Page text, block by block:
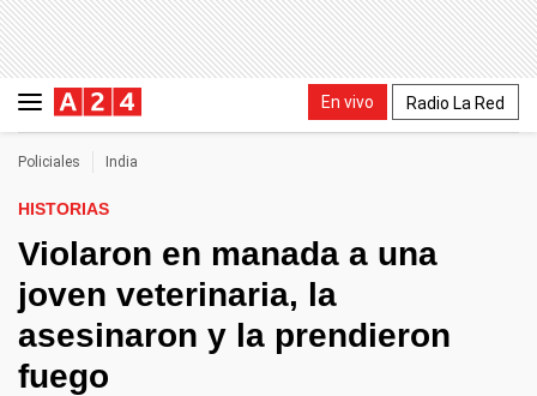
En vivo Radio La Red
Policiales India
HISTORIAS
Violaron en manada a una
joven veterinaria, la
asesinaron y la prendieron
fuego